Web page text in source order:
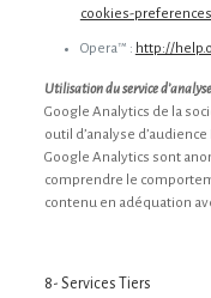
cookies-preferences
Opera™ : http://
Utilisation du service d’analyse
Google Analytics de la
outil d’analyse
Google Analytics sont
comprendre le
contenu en adéquation
8- Services Tiers